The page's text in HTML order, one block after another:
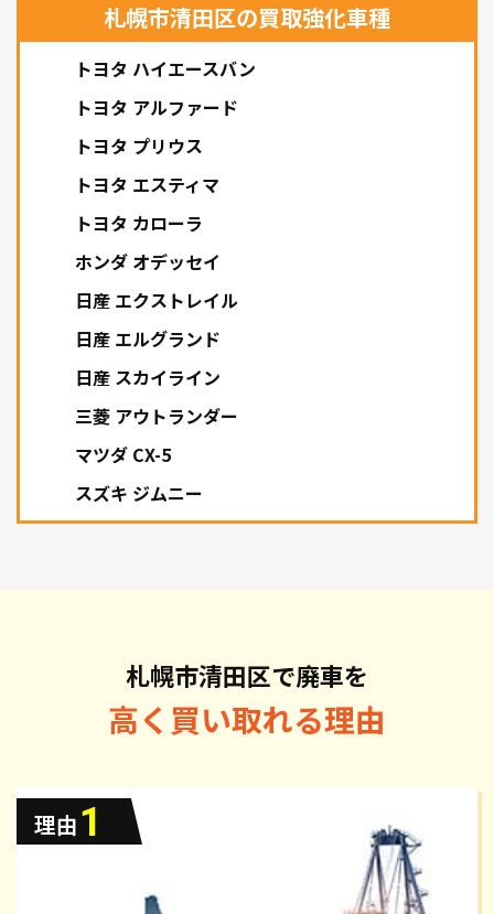
札幌市清田区の買取強化車種
トヨタ ハイエースバン
トヨタ アルファード
トヨタ プリウス
トヨタ エスティマ
トヨタ カローラ
ホンダ オデッセイ
日産 エクストレイル
日産 エルグランド
日産 スカイライン
三菱 アウトランダー
マツダ CX-5
スズキ ジムニー
札幌市清田区で廃車を
高く買い取れる理由